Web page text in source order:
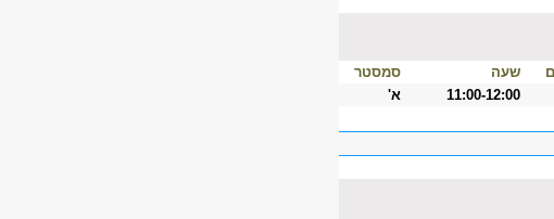
שעה
סמסטר
11:00-12:00
א'